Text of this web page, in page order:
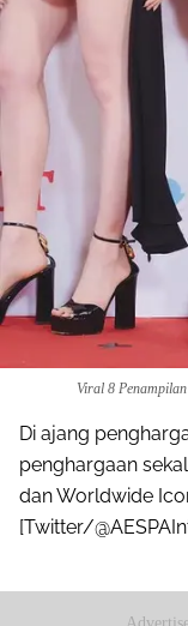
Viral 8
Di ajang
penghargaan
dan Worldwide
[Twitter/